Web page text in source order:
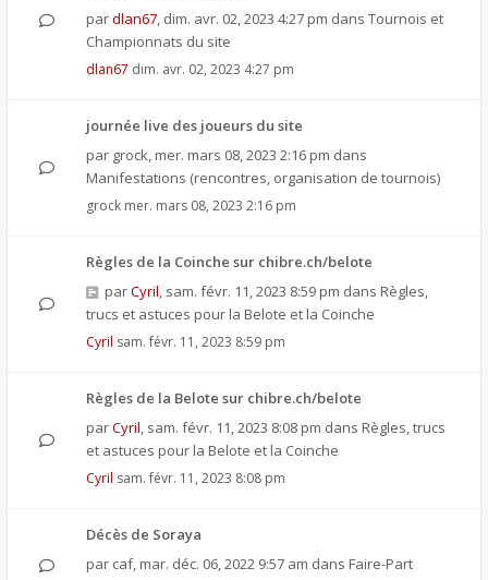
pardlan67, dim. avr. 02, 2023 4:27 pm dans Tournois et
Championnats du site
dlan67 dim. avr. 02, 2023 4:27 pm
journée live des joueurs du site
par grock, mer. mars 08, 2023 2:16 pm dans
Manifestations (rencontres, organisation de tournois)
grock mer. mars 08, 2023 2:16 pm
Règles de la Coinche sur chibre.ch/belote
parCyril, sam. févr. 11, 2023 8:59 pm dans Règles,
trucs et astuces pour la Belote et la Coinche
Cyril sam. févr. 11, 2023 8:59 pm
Règles de la Belote sur chibre.ch/belote
parCyril, sam. févr. 11, 2023 8:08 pm dans Règles, trucs
et astuces pour la Belote et la Coinche
Cyril sam. févr. 11, 2023 8:08 pm
Décès de Soraya
par caf, mar. déc. 06, 2022 9:57 am dans Faire-Part